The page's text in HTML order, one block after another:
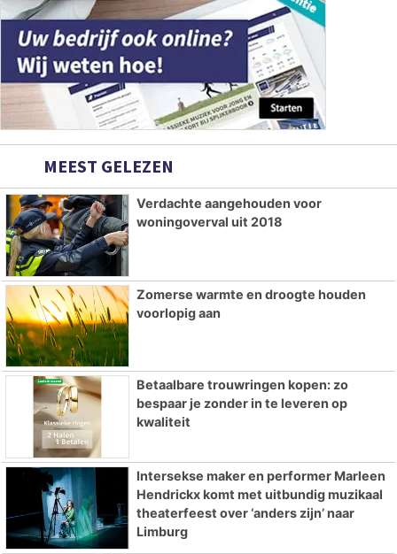
MEEST GELEZEN
Verdachte aangehouden voor
woningoverval uit 2018
Zomerse warmte en droogte houden
voorlopig aan
Betaalbare trouwringen kopen: zo
bespaar je zonder in te leveren op
kwaliteit
Intersekse maker en performer Marleen
Hendrickx komt met uitbundig muzikaal
theaterfeest over ‘anders zijn’ naar
Limburg